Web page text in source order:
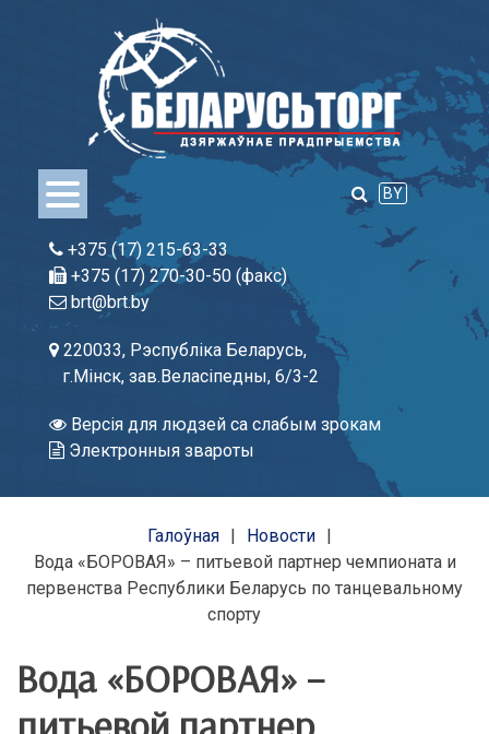
BY
+375 (17) 215-63-33
+375 (17) 270-30-50 (факс)
brt@brt.by
220033, Рэспубліка Беларусь,
г.Мінск, зав.Веласіпедны, 6/3-2
Версія для людзей са слабым зрокам
Электронныя звароты
Галоўная
Новости
Вода «БОРОВАЯ» – питьевой партнер чемпионата и
первенства Республики Беларусь по танцевальному
спорту
Вода «БОРОВАЯ» –